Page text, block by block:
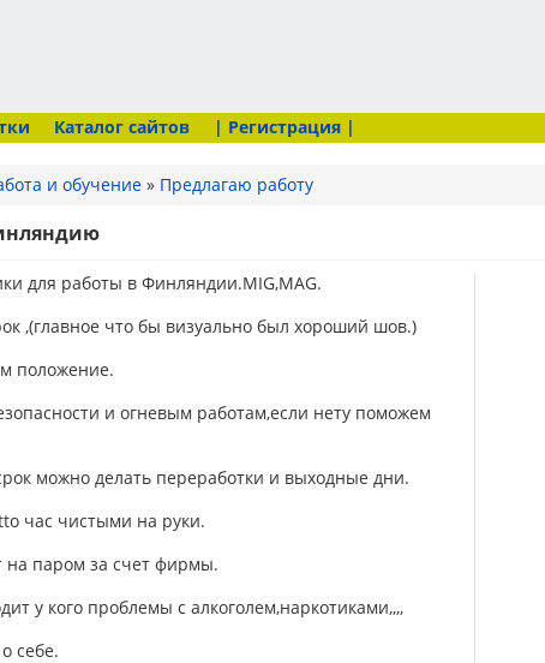
Каталог сайтов
| Регистрация |
и обучение » Предлагаю работу
для работы в Финляндии.MIG,MAG.
,(главное что бы визуально был хороший шов.)
положение.
и огневым работам,если нету поможем
можно делать переработки и выходные дни.
час чистыми на руки.
на паром за счет фирмы.
у кого проблемы с алкоголем,наркотиками,,,,
себе.